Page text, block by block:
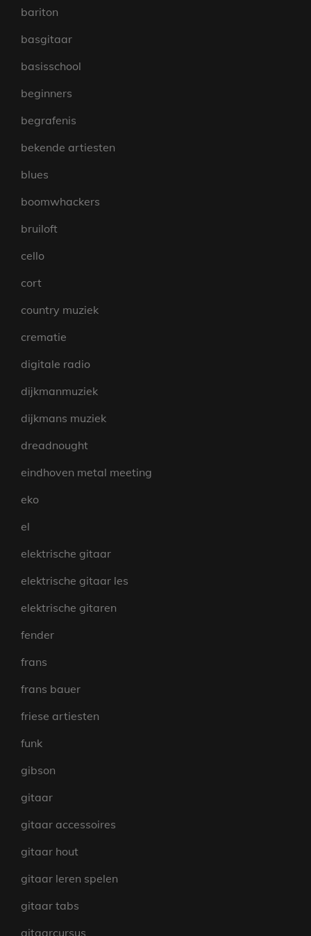
bariton
basgitaar
basisschool
beginners
begrafenis
bekende artiesten
blues
boomwhackers
bruiloft
cello
cort
country muziek
crematie
digitale radio
dijkmanmuziek
dijkmans muziek
dreadnought
eindhoven metal meeting
eko
el
elektrische gitaar
elektrische gitaar les
elektrische gitaren
fender
frans
frans bauer
friese artiesten
funk
gibson
gitaar
gitaar accessoires
gitaar hout
gitaar leren spelen
gitaar tabs
gitaarcursus